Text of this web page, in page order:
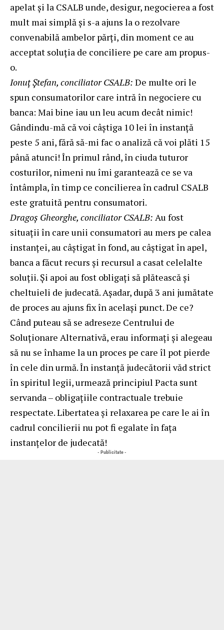
apelat și la CSALB unde, desigur, negocierea a fost
mult mai simplă și s-a ajuns la o rezolvare
convenabilă ambelor părți, din moment ce au
acceptat soluția de conciliere pe care am propus-
o.
Ionuț Ștefan, conciliator CSALB: De multe ori le
spun consumatorilor care intră în negociere cu
banca: Mai bine iau un leu acum decât nimic!
Gândindu-mă că voi câștiga 10 lei în instanță
peste 5 ani, fără să-mi fac o analiză că voi plăti 15
până atunci! În primul rând, în ciuda tuturor
costurilor, nimeni nu îmi garantează ce se va
întâmpla, în timp ce concilierea în cadrul CSALB
este gratuită pentru consumatori.
Dragoș Gheorghe, conciliator CSALB: Au fost
situații în care unii consumatori au mers pe calea
instanței, au câștigat în fond, au câștigat în apel,
banca a făcut recurs și recursul a casat celelalte
soluții. Și apoi au fost obligați să plătească și
cheltuieli de judecată. Așadar, după 3 ani jumătate
de proces au ajuns fix în același punct. De ce?
Când puteau să se adreseze Centrului de
Soluționare Alternativă, erau informați și alegeau
să nu se înhame la un proces pe care îl pot pierde
în cele din urmă. În instanță judecătorii văd strict
în spiritul legii, urmează principiul Pacta sunt
servanda – obligațiile contractuale trebuie
respectate. Libertatea și relaxarea pe care le ai în
cadrul concilierii nu pot fi egalate în fața
instanțelor de judecată!
- Publicitate -